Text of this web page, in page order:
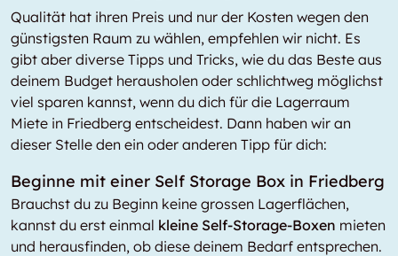
Qualität hat ihren Preis und nur der Kosten wegen den
günstigsten Raum zu wählen, empfehlen wir nicht. Es
gibt aber diverse Tipps und Tricks, wie du das Beste aus
deinem Budget herausholen oder schlichtweg möglichst
viel sparen kannst, wenn du dich für die Lagerraum
Miete in Friedberg entscheidest. Dann haben wir an
dieser Stelle den ein oder anderen Tipp für dich:
Beginne mit einer Self Storage Box in Friedberg
Brauchst du zu Beginn keine grossen Lagerflächen,
kannst du erst einmal kleine Self-Storage-Boxen mieten
und herausfinden, ob diese deinem Bedarf entsprechen.